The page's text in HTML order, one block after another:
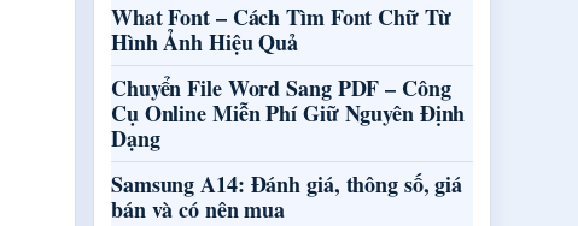
What Font – Cách Tìm Font Chữ Từ
Hình Ảnh Hiệu Quả
Chuyển File Word Sang PDF – Công
Cụ Online Miễn Phí Giữ Nguyên Định
Dạng
Samsung A14: Đánh giá, thông số, giá
bán và có nên mua